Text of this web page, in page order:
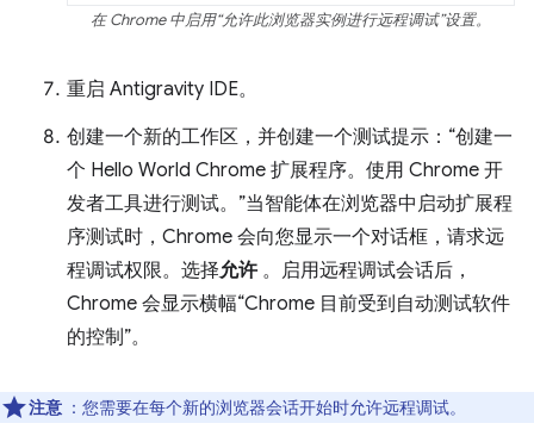
在 Chrome 中启用“允许此浏览器实例进行远程调试”设置。
重启 Antigravity IDE。
创建一个新的工作区，并创建一个测试提示：“创建一
个 Hello World Chrome 扩展程序。使用 Chrome 开
发者工具进行测试。”当智能体在浏览器中启动扩展程
序测试时，Chrome 会向您显示一个对话框，请求远
程调试权限。选择允许 。启用远程调试会话后，
Chrome 会显示横幅“Chrome 目前受到自动测试软件
的控制”。
注意 ：您需要在每个新的浏览器会话开始时允许远程调试。